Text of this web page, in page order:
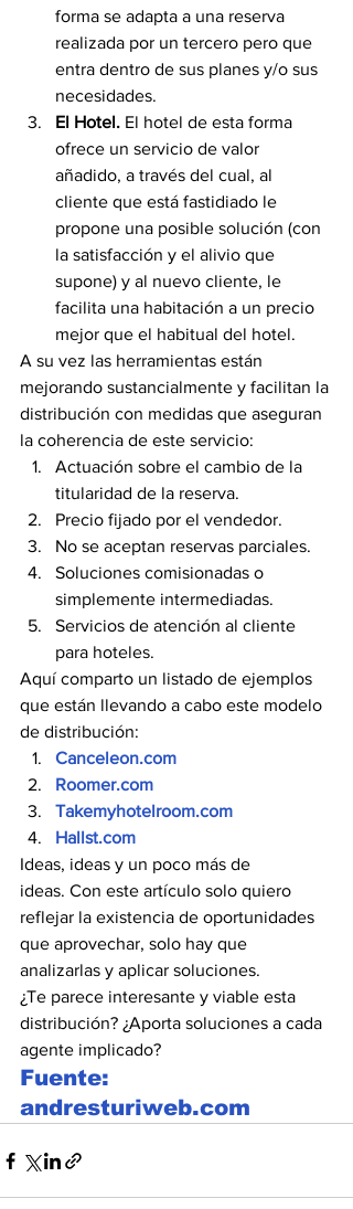
forma se adapta a una reserva
realizada por un tercero pero que
entra dentro de sus planes y/o sus
necesidades.
El Hotel. El hotel de esta forma
ofrece un servicio de valor
añadido, a través del cual, al
cliente que está fastidiado le
propone una posible solución (con
la satisfacción y el alivio que
supone) y al nuevo cliente, le
facilita una habitación a un precio
mejor que el habitual del hotel.
A su vez las herramientas están
mejorando sustancialmente y facilitan la
distribución con medidas que aseguran
la coherencia de este servicio:
Actuación sobre el cambio de la
titularidad de la reserva.
Precio fijado por el vendedor.
No se aceptan reservas parciales.
Soluciones comisionadas o
simplemente intermediadas.
Servicios de atención al cliente
para hoteles.
Aquí comparto un listado de ejemplos
que están llevando a cabo este modelo
de distribución:
Canceleon.com
Roomer.com
Takemyhotelroom.com
Hallst.com
Ideas, ideas y un poco más de
ideas. Con este artículo solo quiero
reflejar la existencia de oportunidades
que aprovechar, solo hay que
analizarlas y aplicar soluciones.
¿Te parece interesante y viable esta
distribución? ¿Aporta soluciones a cada
agente implicado?
Fuente:
andresturiweb.com